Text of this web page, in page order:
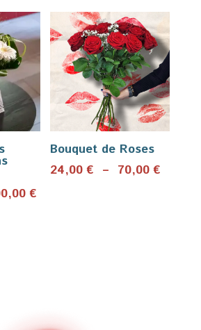
prix :
35,00 €
100,00 €
prix :
à
€Plage
Bouquet de Roses
24,00€ – 70,00€